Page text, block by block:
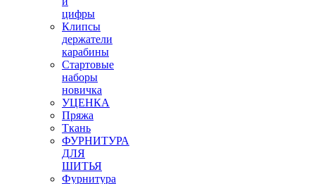
цифры
Клипсы
держатели
карабины
Стартовые
наборы
новичка
УЦЕНКА
Пряжа
Ткань
ФУРНИТУРА
ДЛЯ
ШИТЬЯ
Фурнитура